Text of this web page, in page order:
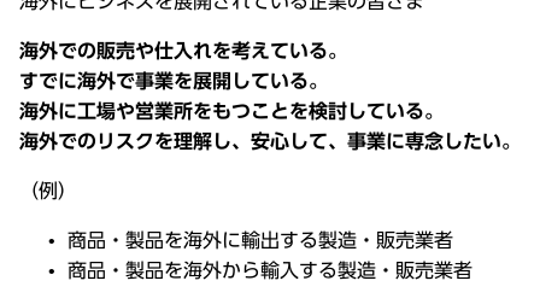
海外での販売や仕入れを考えている。
すでに海外で事業を展開している。
海外に工場や営業所をもつことを検討している。
海外でのリスクを理解し、安心して、事業に専念したい。
（例）
商品・製品を海外に輸出する製造・販売業者
商品・製品を海外から輸入する製造・販売業者